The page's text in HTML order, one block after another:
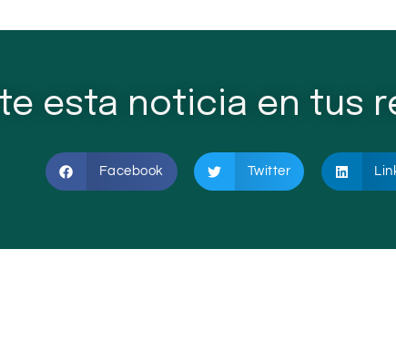
esta noticia en tus
Facebook Twitter